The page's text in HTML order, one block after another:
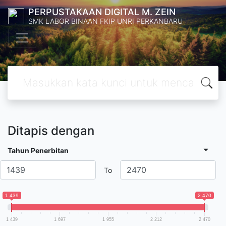
PERPUSTAKAAN DIGITAL M. ZEIN
SMK LABOR BINAAN FKIP UNRI PERKANBARU
Ditapis dengan
Tahun Penerbitan
To
1 439 2 470
1 439 1 697 1 955 2 212 2 470